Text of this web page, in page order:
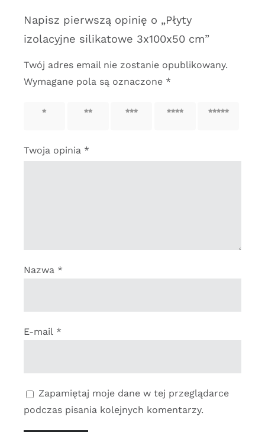
Napisz pierwszą opinię o „Płyty
izolacyjne silikatowe 3x100x50 cm”
Twój adres email nie zostanie opublikowany.
Wymagane pola są oznaczone *
1 z 5
2 z 5
3 z 5
4 z 5
5 z 5
Twoja opinia *
Nazwa *
E-mail *
Zapamiętaj moje dane w tej przeglądarce
podczas pisania kolejnych komentarzy.